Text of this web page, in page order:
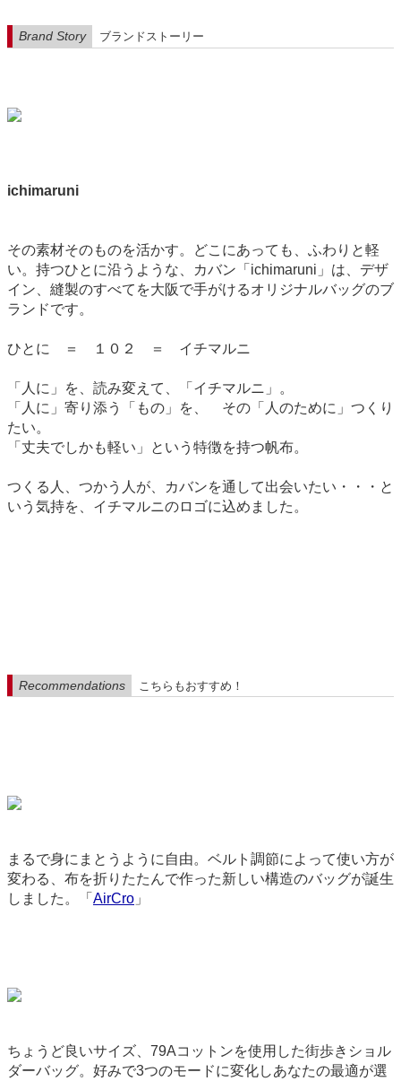
Brand Story ブランドストーリー
ichimaruni
その素材そのものを活かす。どこにあっても、ふわりと軽
い。持つひとに沿うような、カバン「ichimaruni」は、デザ
イン、縫製のすべてを大阪で手がけるオリジナルバッグのブ
ランドです。
ひとに ＝ １０２ ＝ イチマルニ
「人に」を、読み変えて、「イチマルニ」。
「人に」寄り添う「もの」を、 その「人のために」つくり
たい。
「丈夫でしかも軽い」という特徴を持つ帆布。
つくる人、つかう人が、カバンを通して出会いたい・・・と
いう気持を、イチマルニのロゴに込めました。
Recommendations こちらもおすすめ！
まるで身にまとうように自由。ベルト調節によって使い方が
変わる、布を折りたたんで作った新しい構造のバッグが誕生
しました。「 AirCro 」
ちょうど良いサイズ、79Aコットンを使用した街歩きショル
ダーバッグ。好みで3つのモードに変化しあなたの最適が選